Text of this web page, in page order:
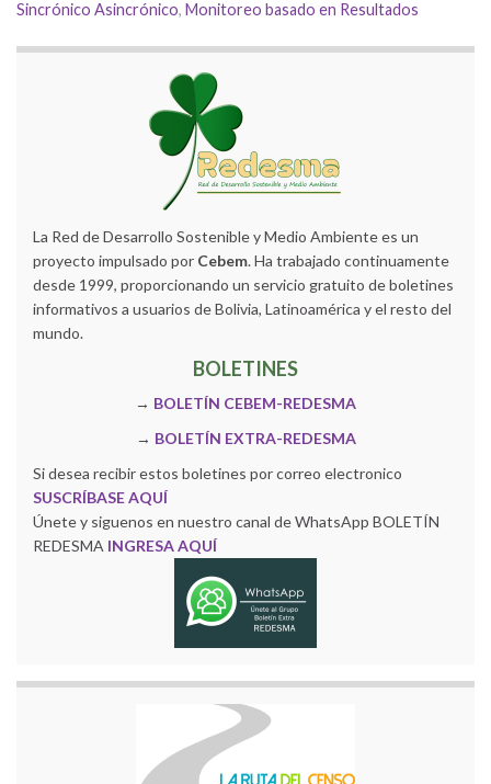
Sincrónico Asincrónico, Monitoreo basado en Resultados
La Red de Desarrollo Sostenible y Medio Ambiente es un
proyecto impulsado por Cebem. Ha trabajado continuamente
desde 1999, proporcionando un servicio gratuito de boletines
informativos a usuarios de Bolivia, Latinoamérica y el resto del
mundo.
BOLETINES
→ BOLETÍN CEBEM-REDESMA
→ BOLETÍN EXTRA-REDESMA
Si desea recibir estos boletines por correo electronico
SUSCRÍBASE AQUÍ
Únete y siguenos en nuestro canal de WhatsApp BOLETÍN
REDESMA INGRESA AQUÍ